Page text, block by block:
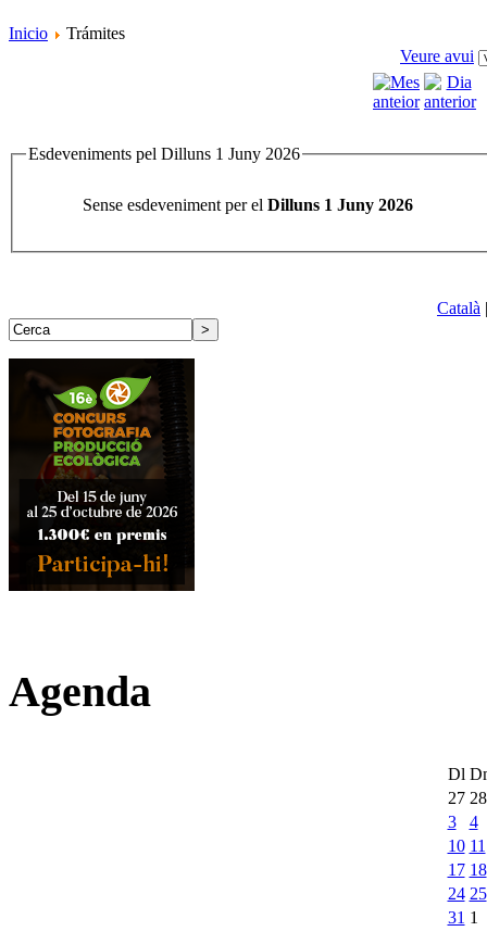
Inicio
Trámites
Veure avui
Esdeveniments pel Dilluns 1 Juny 2026
Sense esdeveniment per el Dilluns 1 Juny 2026
Català
Agenda
Dl
27 28
3
4
10 11
17 18
24 25
31 1